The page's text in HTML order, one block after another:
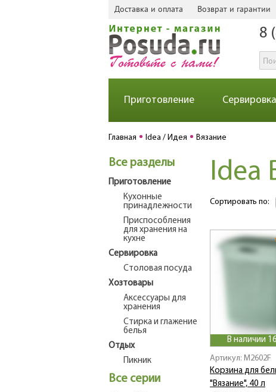
Доставка и оплата Возврат и гарантии
8
Приготовление Сервировка
Главная Idea / Идея Вязание
Все разделы
Приготовление
Кухонные
принадлежности
Приспособления
для хранения на
кухне
Сервировка
Столовая посуда
Хозтовары
Аксессуары для
хранения
Стирка и глажение
белья
Отдых
Пикник
Все серии
Idea
Сортировать по:
В наличии
Артикул: M2602F
Корзина для
"Вязание", 40 л